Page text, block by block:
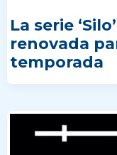
La serie
renovada
temporada